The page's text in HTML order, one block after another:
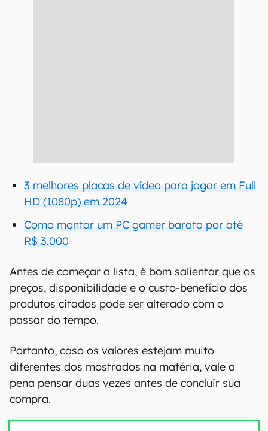
3 melhores placas de vídeo para jogar em Full
HD (1080p) em 2024
Como montar um PC gamer barato por até
R$ 3.000
Antes de começar a lista, é bom salientar que os
preços, disponibilidade e o custo-benefício dos
produtos citados pode ser alterado com o
passar do tempo.
Portanto, caso os valores estejam muito
diferentes dos mostrados na matéria, vale a
pena pensar duas vezes antes de concluir sua
compra.